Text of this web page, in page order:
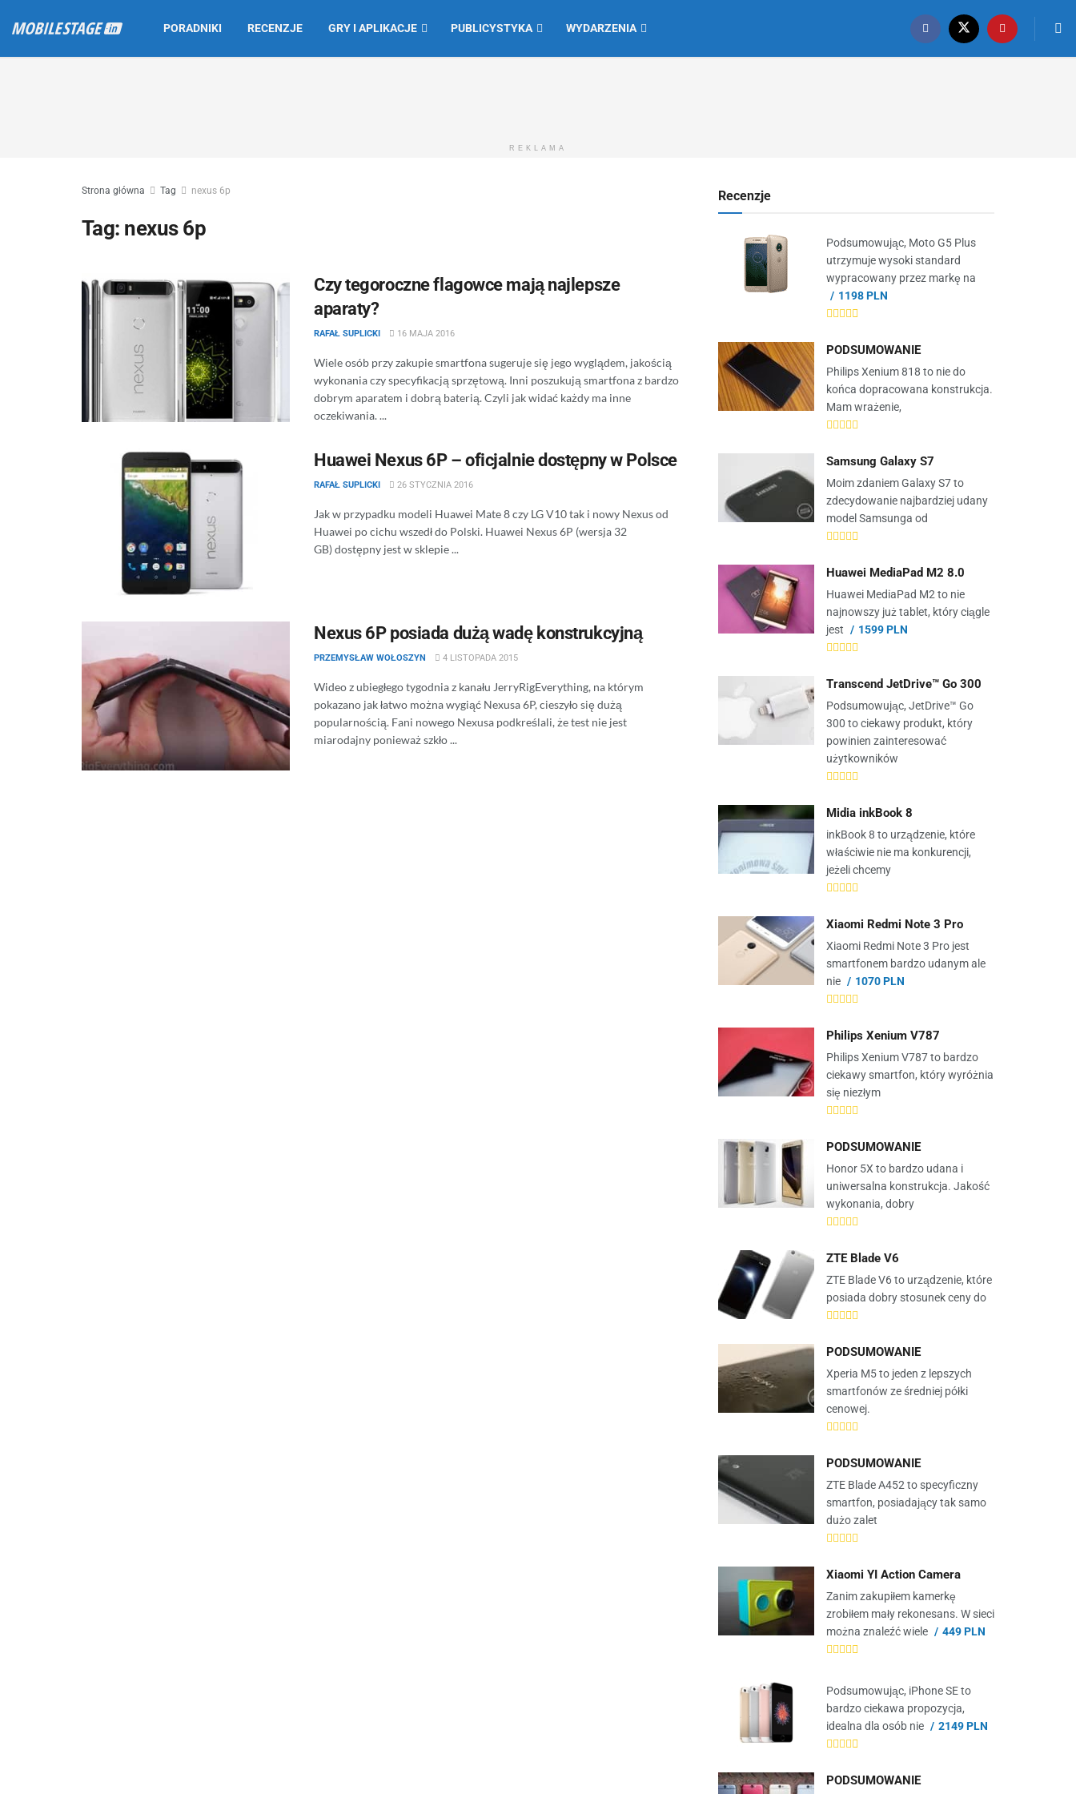
PORADNIKI RECENZJE GRY I APLIKACJE PUBLICYSTYKA WYDARZENIA
REKLAMA
Strona główna Tag nexus 6p
Tag: nexus 6p
Czy tegoroczne flagowce mają najlepsze
aparaty?
RAFAŁ SUPLICKI 16 MAJA 2016
Wiele osób przy zakupie smartfona sugeruje się jego wyglądem, jakością
wykonania czy specyfikacją sprzętową. Inni poszukują smartfona z bardzo
dobrym aparatem i dobrą baterią. Czyli jak widać każdy ma inne
oczekiwania. ...
Huawei Nexus 6P – oficjalnie dostępny w Polsce
RAFAŁ SUPLICKI 26 STYCZNIA 2016
Jak w przypadku modeli Huawei Mate 8 czy LG V10 tak i nowy Nexus od
Huawei po cichu wszedł do Polski. Huawei Nexus 6P (wersja 32
GB) dostępny jest w sklepie ...
Nexus 6P posiada dużą wadę konstrukcyjną
PRZEMYSŁAW WOŁOSZYN 4 LISTOPADA 2015
Wideo z ubiegłego tygodnia z kanału JerryRigEverything, na którym
pokazano jak łatwo można wygiąć Nexusa 6P, cieszyło się dużą
popularnością. Fani nowego Nexusa podkreślali, że test nie jest
miarodajny ponieważ szkło ...
Recenzje
Podsumowując, Moto G5 Plus
utrzymuje wysoki standard
wypracowany przez markę na
1198 PLN
PODSUMOWANIE
Philips Xenium 818 to nie do
końca dopracowana konstrukcja.
Mam wrażenie,
Samsung Galaxy S7
Moim zdaniem Galaxy S7 to
zdecydowanie najbardziej udany
model Samsunga od
Huawei MediaPad M2 8.0
Huawei MediaPad M2 to nie
najnowszy już tablet, który ciągle
jest
1599 PLN
Transcend JetDrive™ Go 300
Podsumowując, JetDrive™ Go
300 to ciekawy produkt, który
powinien zainteresować
użytkowników
Midia inkBook 8
inkBook 8 to urządzenie, które
właściwie nie ma konkurencji,
jeżeli chcemy
Xiaomi Redmi Note 3 Pro
Xiaomi Redmi Note 3 Pro jest
smartfonem bardzo udanym ale
nie
1070 PLN
Philips Xenium V787
Philips Xenium V787 to bardzo
ciekawy smartfon, który wyróżnia
się niezłym
PODSUMOWANIE
Honor 5X to bardzo udana i
uniwersalna konstrukcja. Jakość
wykonania, dobry
ZTE Blade V6
ZTE Blade V6 to urządzenie, które
posiada dobry stosunek ceny do
PODSUMOWANIE
Xperia M5 to jeden z lepszych
smartfonów ze średniej półki
cenowej.
PODSUMOWANIE
ZTE Blade A452 to specyficzny
smartfon, posiadający tak samo
dużo zalet
Xiaomi YI Action Camera
Zanim zakupiłem kamerkę
zrobiłem mały rekonesans. W sieci
można znaleźć wiele
449 PLN
Podsumowując, iPhone SE to
bardzo ciekawa propozycja,
idealna dla osób nie
2149 PLN
PODSUMOWANIE